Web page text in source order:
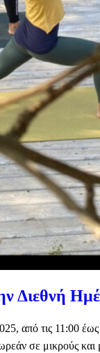
Διεθνή
από τις 11:00 έως
σε μικρούς και